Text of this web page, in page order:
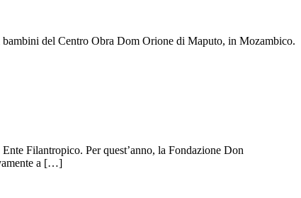
bambini del Centro Obra Dom Orione di Maputo, in Mozambico.
Filantropico. Per quest’anno, la Fondazione Don
a […]